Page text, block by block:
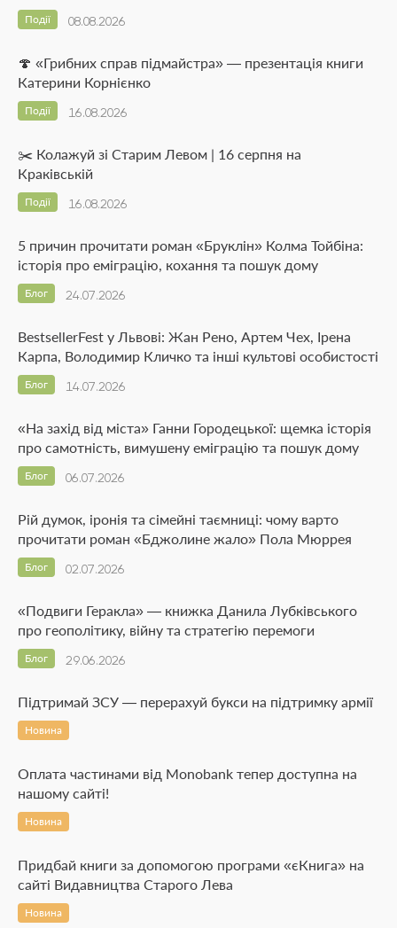
08.08.2026
Події
🍄 «Грибних справ підмайстра» — презентація книги
Катерини Корнієнко
16.08.2026
Події
✂️ Колажуй зі Старим Левом | 16 серпня на
Краківській
16.08.2026
Події
5 причин прочитати роман «Бруклін» Колма Тойбіна:
історія про еміграцію, кохання та пошук дому
24.07.2026
Блог
BestsellerFest у Львові: Жан Рено, Артем Чех, Ірена
Карпа, Володимир Кличко та інші культові особистості
14.07.2026
Блог
«На захід від міста» Ганни Городецької: щемка історія
про самотність, вимушену еміграцію та пошук дому
06.07.2026
Блог
Рій думок, іронія та сімейні таємниці: чому варто
прочитати роман «Бджолине жало» Пола Мюррея
02.07.2026
Блог
«Подвиги Геракла» — книжка Данила Лубківського
про геополітику, війну та стратегію перемоги
29.06.2026
Блог
Підтримай ЗСУ — перерахуй букси на підтримку армії
Новина
Оплата частинами від Monobank тепер доступна на
нашому сайті!
Новина
Придбай книги за допомогою програми «єКнига» на
сайті Видавництва Старого Лева
Новина